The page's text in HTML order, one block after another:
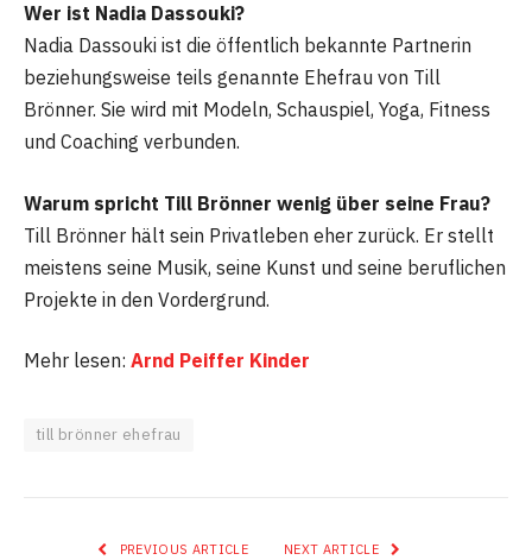
Wer ist Nadia Dassouki?
Nadia Dassouki ist die öffentlich bekannte Partnerin
beziehungsweise teils genannte Ehefrau von Till
Brönner. Sie wird mit Modeln, Schauspiel, Yoga, Fitness
und Coaching verbunden.
Warum spricht Till Brönner wenig über seine Frau?
Till Brönner hält sein Privatleben eher zurück. Er stellt
meistens seine Musik, seine Kunst und seine beruflichen
Projekte in den Vordergrund.
Mehr lesen: Arnd Peiffer Kinder
till brönner ehefrau
PREVIOUS ARTICLE NEXT ARTICLE